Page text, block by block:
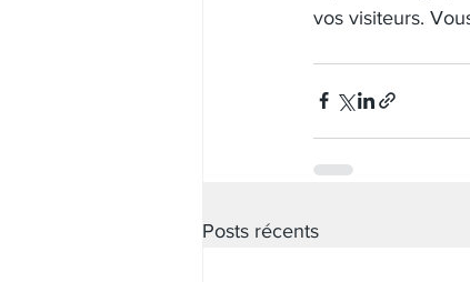
vos visiteurs.
Posts récents